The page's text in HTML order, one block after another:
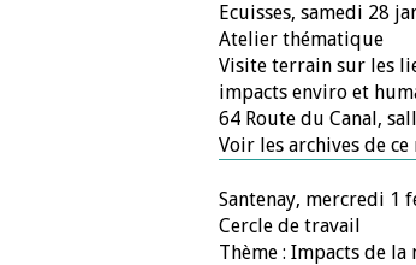
Ecuisses, samedi 28
Atelier thématique
Visite terrain sur les
impacts enviro et
64 Route du Canal,
Voir les archives de
Santenay, mercredi 1
Cercle de travail
Thème : Impacts de